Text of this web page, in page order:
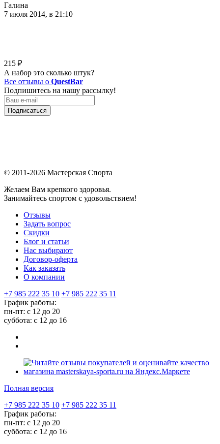
Галина
7 июля 2014, в 21:10
215 ₽
А набор это сколько штук?
Все отзывы о QuestBar
Подпишитесь на нашу рассылку!
Подписаться
© 2011-2026 Мастерская Спорта
Желаем Вам крепкого здоровья.
Занимайтесь спортом с удовольствием!
Отзывы
Задать вопрос
Скидки
Блог и статьи
Нас выбирают
Договор-оферта
Как заказать
О компании
+7 985 222 35 10 +7 985 222 35 11
График работы:
пн-пт: с 12 до 20
суббота: c 12 до 16
Полная версия
+7 985 222 35 10 +7 985 222 35 11
График работы:
пн-пт: с 12 до 20
суббота: c 12 до 16